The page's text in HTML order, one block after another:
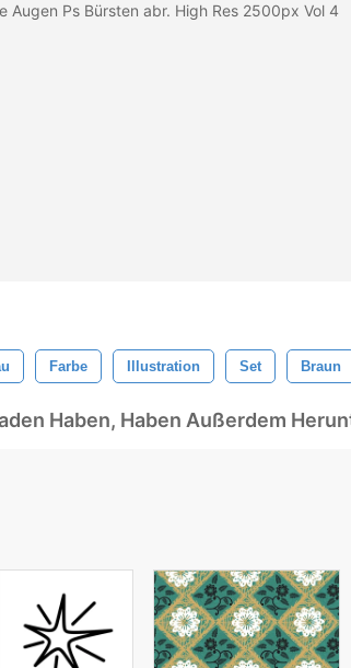
Augen Ps Bürsten abr. High Res 2500px Vol 4
Farbe Illustration Set Braun
Haben, Haben Außerdem